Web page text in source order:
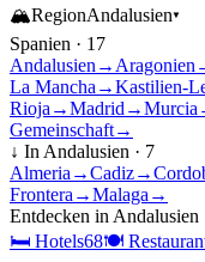
🏔RegionAndalusien▾
Spanien · 17
Andalusien → Aragonien
La Mancha →Kastilien-
Rioja →Madrid →Murcia
Gemeinschaft→
↓ In Andalusien · 7
Almeria →Cadiz→
Frontera →Malaga →
Entdecken in Andalusien
🛏 Hotels68🍽